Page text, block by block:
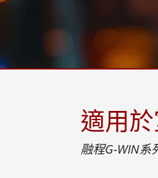
強固型機器人
邊緣運算人工智慧
適用
融程G-WIN系